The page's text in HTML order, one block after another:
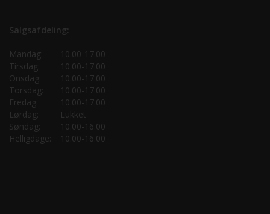
Salgsafdeling:
Mandag:
10.00-17.00
Tirsdag:
10.00-17.00
Onsdag:
10.00-17.00
Torsdag:
10.00-17.00
Fredag:
10.00-17.00
Lørdag:
Lukket
Søndag:
10.00-16.00
Helligdage:
10.00-16.00